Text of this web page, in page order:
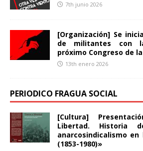
7th junio 2026
[Organización] Se
de militantes con
próximo Congreso de
13th enero 2026
PERIODICO FRAGUA SOCIAL
[Cultura]
Libertad. Historia
anarcosindicalismo
(1853-1980)»